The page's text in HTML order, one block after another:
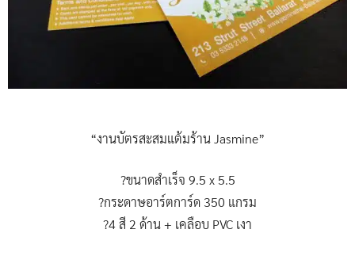
“งานบัตรสะสมแต้มร้าน Jasmine”
?ขนาดสำเร็จ 9.5 x 5.5
?กระดาษอาร์ตการ์ด 350 แกรม
?4 สี 2 ด้าน + เคลือบ PVC เงา